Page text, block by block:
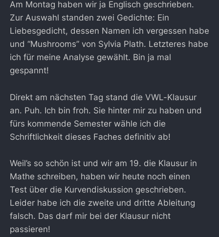
Am Montag haben wir ja Englisch geschrieben.
Zur Auswahl standen zwei Gedichte: Ein
Liebesgedicht, dessen Namen ich vergessen habe
und “Mushrooms” von Sylvia Plath. Letzteres habe
ich für meine Analyse gewählt. Bin ja mal
gespannt!
Direkt am nächsten Tag stand die VWL-Klausur
an. Puh. Ich bin froh. Sie hinter mir zu haben und
fürs kommende Semester wähle ich die
Schriftlichkeit dieses Faches definitiv ab!
Weil’s so schön ist und wir am 19. die Klausur in
Mathe schreiben, haben wir heute noch einen
Test über die Kurvendiskussion geschrieben.
Leider habe ich die zweite und dritte Ableitung
falsch. Das darf mir bei der Klausur nicht
passieren!